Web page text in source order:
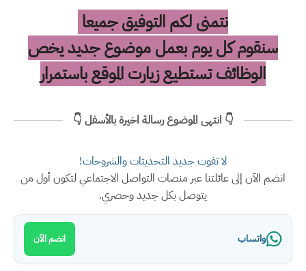
نتمنى لكم التوفيق جميعا
سنقوم كل يوم بعمل موضوع جديد يخص
الوظائف تستطيع زيارت الموقع باستمرار
👇 انتهى الموضوع رسالة اخيرة بالأسفل 👇
لا تفوت جديد التحديثات والشروحات!
انضم الآن إلى عائلتنا عبر منصات التواصل الاجتماعي لتكون أول من
يتوصل بكل جديد وحصري.
واتساب انضم الآن